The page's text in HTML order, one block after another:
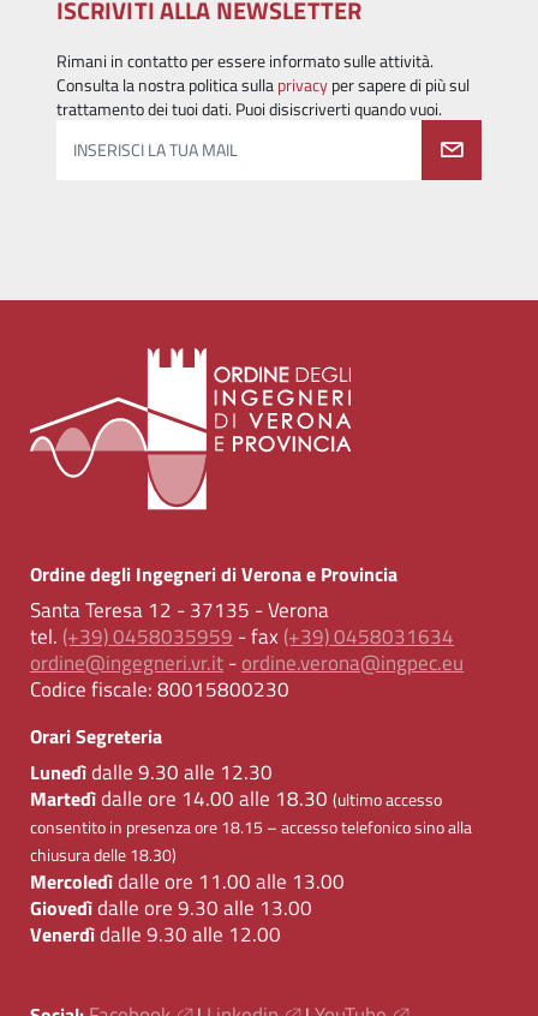
ISCRIVITI ALLA NEWSLETTER
Rimani in contatto per essere informato sulle attività.
Consulta la nostra politica sullaprivacyper sapere di più sul
trattamento dei tuoi dati. Puoi disiscriverti quando vuoi.
INSERISCI LA TUA MAIL
Ordine degli Ingegneri di Verona e Provincia
Santa Teresa 12 - 37135 - Verona
tel. (+39) 0458035959 - fax (+39) 0458031634
ordine@ingegneri.vr.it-ordine.verona@ingpec.eu
Codice fiscale:80015800230
Orari Segreteria
Lunedìdalle 9.30 alle 12.30
Martedìdalle ore 14.00 alle 18.30 (ultimo accesso
consentito in presenza ore 18.15 – accesso telefonico sino alla
chiusura delle 18.30)
Mercoledìdalle ore 11.00 alle 13.00
Giovedìdalle ore 9.30 alle 13.00
Venerdìdalle 9.30 alle 12.00